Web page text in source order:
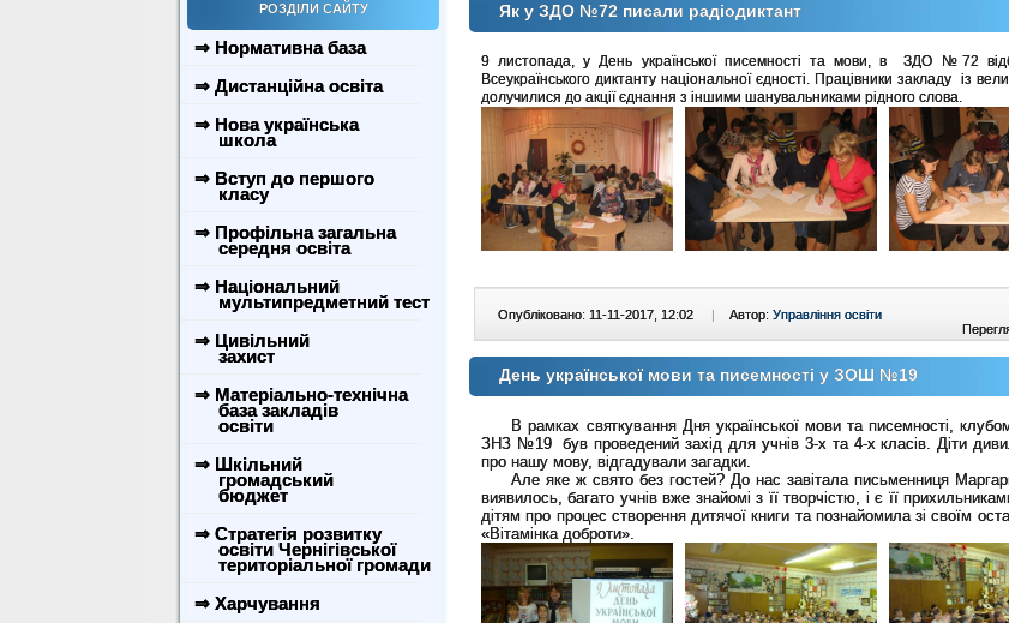
РОЗДІЛИ САЙТУ
⇒ Нормативна база
⇒ Дистанційна освіта
⇒ Нова українська
школа
⇒ Вступ до першого
класу
⇒ Профільна загальна
середня освіта
⇒ Національний
мультипредметний тест
⇒ Цивільний
захист
⇒ Матеріально-технічна
база закладів
освіти
⇒ Шкільний
громадський
бюджет
⇒ Стратегія розвитку
освіти Чернігівської
територіальної громади
⇒ Харчування
Як у ЗДО №72 писали радіодиктант
9 листопада, у День української писемності та мови, в
ЗДО №72
Всеукраїнського диктанту національної єдності. Працівники закладу із
долучилися до акції єднання з іншими шанувальниками рідного слова.
Опубліковано: 11-11-2017, 12:02 | Автор: Управління освіти
День української мови та писемності у ЗОШ №19
В рамках святкування Дня української мови та писемності, клубом
ЗНЗ №19 був проведений захід для учнів 3-х та 4-х класів. Діти
про нашу мову, відгадували загадки.
Але яке ж свято без гостей? До нас завітала письменниця
виявилось, багато учнів вже знайомі з її творчістю, і є її
дітям про процес створення дитячої книги та познайомила зі своїм
«Вітамінка доброти».